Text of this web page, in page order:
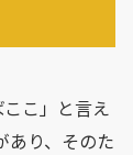
こ」と言え
あり、そのた